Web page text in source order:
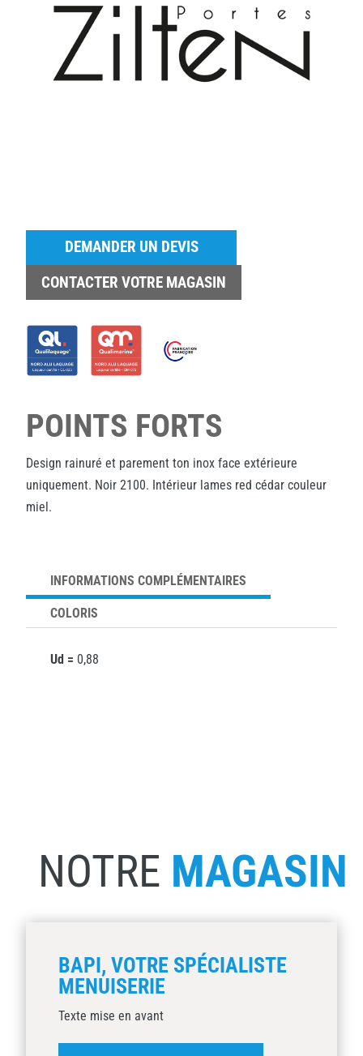
DEMANDER UN DEVIS
CONTACTER VOTRE MAGASIN
POINTS FORTS
Design rainuré et parement ton inox face extérieure
uniquement. Noir 2100. Intérieur lames red cédar couleur
miel.
INFORMATIONS COMPLÉMENTAIRES
COLORIS
Ud = 0,88
NOTRE MAGASIN
BAPI, VOTRE SPÉCIALISTE
MENUISERIE
Texte mise en avant